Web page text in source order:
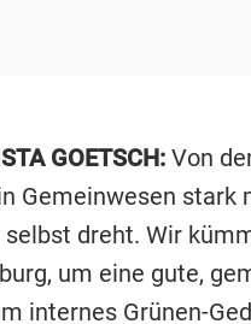
GOETSCH:Von
Gemeinwesen stark
selbst dreht. Wir
um eine gute,
internes Grünen-